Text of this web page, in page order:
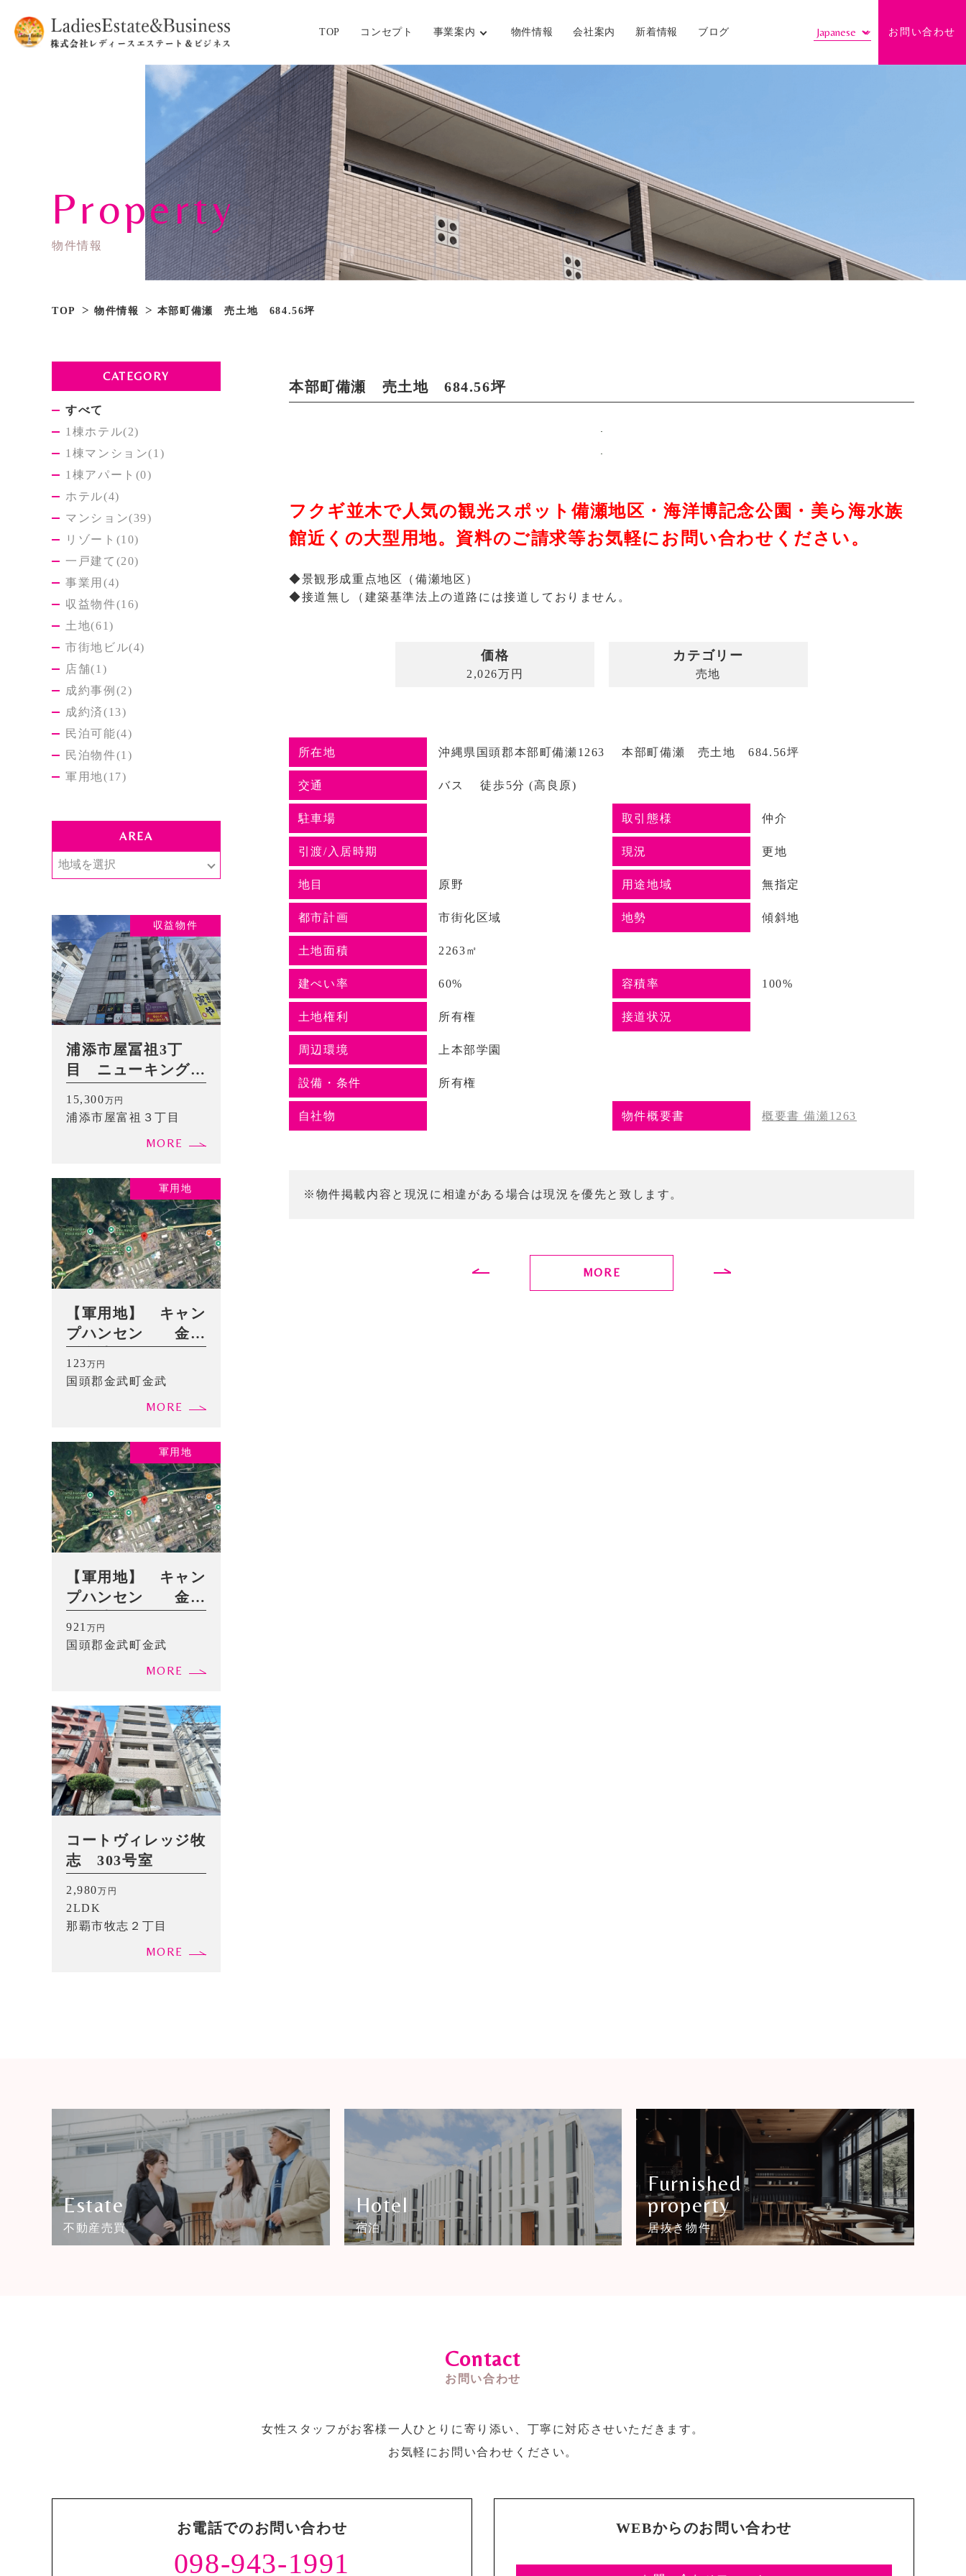
TOP コンセプト 事業案内 物件情報 会社案内 新着情報 ブログ お問い合わせ
Property
物件情報
TOP 物件情報 本部町備瀬 売土地 684.56坪
本部町備瀬 売土地 684.56坪
フクギ並木で人気の観光スポット備瀬地区・海洋博記念公園・美ら海水族
館近くの大型用地。資料のご請求等お気軽にお問い合わせください。
◆景観形成重点地区（備瀬地区）
◆接道無し（建築基準法上の道路には接道しておりません。
価格
2,026万 円
カテゴリー
売地
所在地 沖縄県国頭郡本部町備瀬1263 本部町備瀬 売土地 684.56坪
交通 バス 徒歩5分 (高良原)
駐車場 取引態様 仲介
引渡/入居時期 現況 更地
地目 原野 用途地域 無指定
都市計画 市街化区域 地勢 傾斜地
土地面積 2263㎡
建ぺい率 60% 容積率 100%
土地権利 所有権 接道状況
周辺環境 上本部学園
設備・条件 所有権
自社物 物件概要書 概要書 備瀬1263
※物件掲載内容と現況に相違がある場合は現況を優先と致します。
MORE
CATEGORY
すべて
1棟ホテル(2)
1棟マンション(1)
1棟アパート(0)
ホテル(4)
マンション(39)
リゾート(10)
一戸建て(20)
事業用(4)
収益物件(16)
土地(61)
市街地ビル(4)
店舗(1)
成約事例(2)
成約済(13)
民泊可能(4)
民泊物件(1)
軍用地(17)
AREA
収益物件
浦添市屋冨祖3丁
目 ニューキングビ
15,300万円
浦添市屋富祖３丁目
MORE
軍用地
【軍用地】 キャン
プハンセン 金武
（347.57坪）
123万円
国頭郡金武町金武
MORE
軍用地
【軍用地】 キャン
プハンセン 金武
（94.98坪）
921 万円
国頭郡金武町金武
MORE
コートヴィレッジ牧
志 303号室
2,980万円
2LDK
那覇市牧志２丁目
MORE
Estate
不動産売買
Hotel
宿泊
Furnished
property
居抜き物件
Contact
お問い合わせ
女性スタッフがお客様一人ひとりに寄り添い、丁寧に対応させいただきます。
お気軽にお問い合わせください。
お電話でのお問い合わせ
098-943-1991
WEBからのお問い合わせ